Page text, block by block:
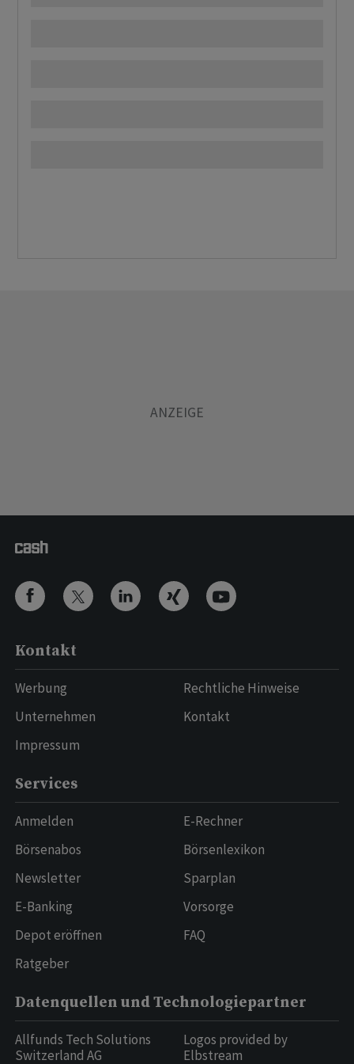
Kontakt
Werbung
Unternehmen
Impressum
Rechtliche Hinweise
Kontakt
Services
Anmelden
Börsenabos
Newsletter
E-Banking
Depot eröffnen
Ratgeber
E-Rechner
Börsenlexikon
Sparplan
Vorsorge
FAQ
Datenquellen und Technologiepartner
Allfunds Tech Solutions
Switzerland AG
Logos provided by
Elbstream